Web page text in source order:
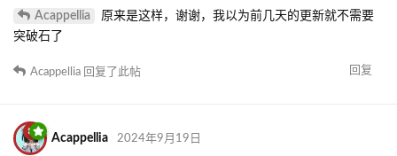
Acappellia
原来是这样，谢谢，我以为前几天的更新就不需要
突破石了
回复
Acappellia 回复了此帖
Acappellia 2024年9月19日